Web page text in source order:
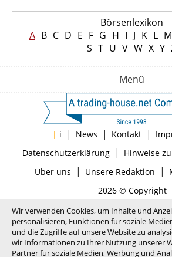
Börsenlexikon
A B C D E F G H I J K L M
S T U V W X Y
Menü
| i | News | Kontakt |
Datenschutzerklärung| Hinweise
Über uns | Unsere Redaktion |
2026 © Copyright
Wir verwenden Cookies, um Inhalte und
personalisieren, Funktionen für soziale
und die Zugriffe auf unsere Website zu
wir Informationen zu Ihrer Nutzung unserer
Partner für soziale Medien, Werbung und